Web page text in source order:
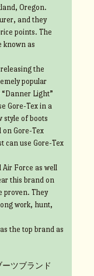
Oregon.
and they
points. The
known as
the
popular
Light”
Gore-Tex in a
style of boots
on Gore-Tex
can use Gore-Tex
Air Force as well
this brand on
proven. They
work, hunt,
the top brand as
ツブランド